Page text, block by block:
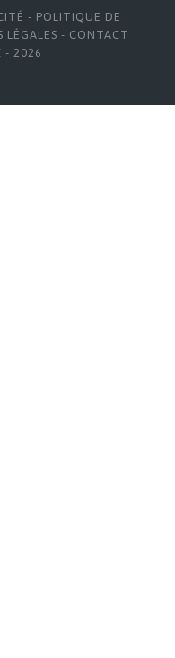
- POLITIQUE DE
LÉGALES - CONTACT
- 2026